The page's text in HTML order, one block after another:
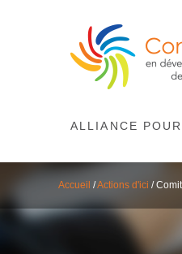
ALLIANCE
Accueil /Actions d'ici /